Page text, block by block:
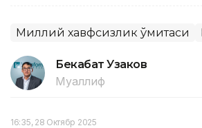
Миллий хавфсизлик қўмитаси
Бекабат Узаков
Муаллиф
16:35, 28 Октябр 2025